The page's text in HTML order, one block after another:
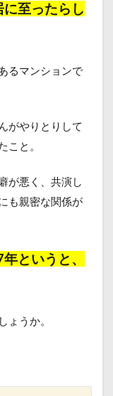
至ったらし
るマンションで
がやりとりして
こと。
が悪く、共演し
も親密な関係が
年というと、
ょうか。